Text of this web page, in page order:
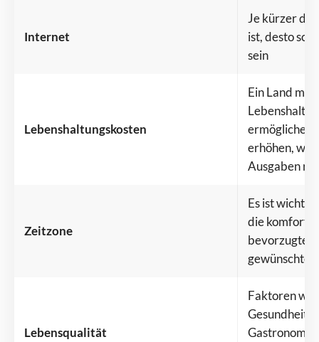
Internet
Je kürzer
ist, desto
sein
Lebenshaltungskosten
Ein Land mit
ermöglichen,
erhöhen,
Ausgaben
Zeitzone
Es ist
die
bevorzugten
Lebensqualität
Faktoren
Gastronomie